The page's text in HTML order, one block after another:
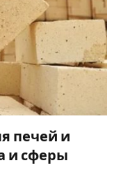
печей и
и сферы